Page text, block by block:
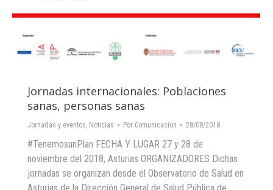
Jornadas internacionales: Poblaciones
sanas, personas sanas
Jornadas y eventos, Noticias Por Comunicacion 28/08/2018
#TenemosunPlan FECHA Y LUGAR 27 y 28 de
noviembre del 2018, Asturias ORGANIZADORES Dichas
jornadas se organizan desde el Observatorio de Salud en